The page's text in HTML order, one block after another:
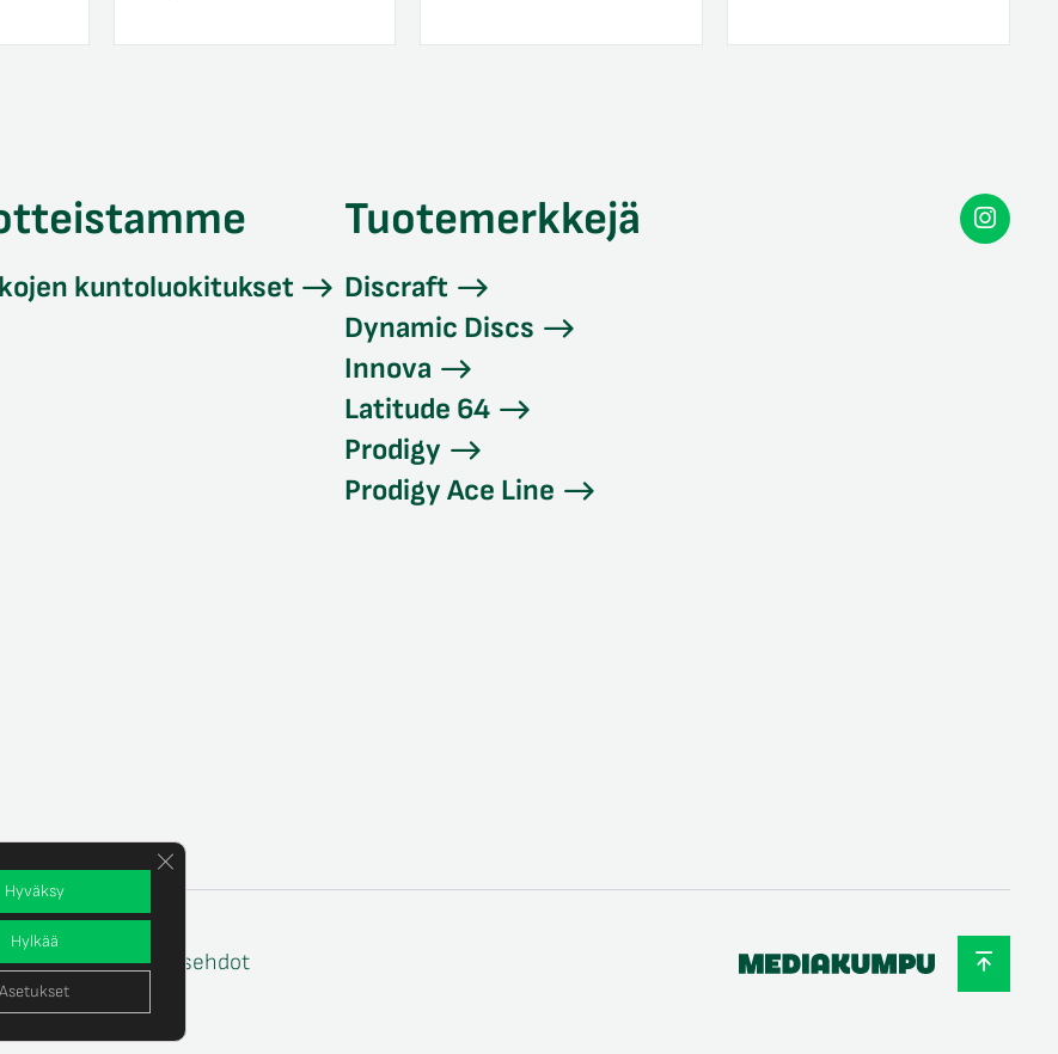
kuntoluokitukset
Tuotemerkkejä
Discraft
Dynamic Discs
Innova
Latitude 64
Prodigy
Prodigy Ace Line
Tilaus- ja toimitusehdot
Hyväksy
Hylkää
Asetukset
Sulje evästebanneri